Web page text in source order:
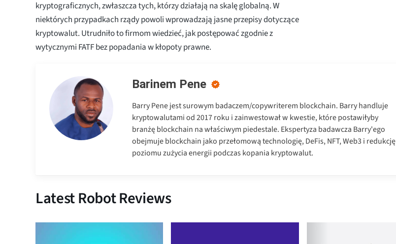
kryptograficznych, zwłaszcza tych, którzy działają na skalę globalną. W
niektórych przypadkach rządy powoli wprowadzają jasne przepisy dotyczące
kryptowalut. Utrudniło to firmom wiedzieć, jak postępować zgodnie z
wytycznymi FATF bez popadania w kłopoty prawne.
Barinem Pene
Barry Pene jest surowym badaczem/copywriterem blockchain. Barry handluje
kryptowalutami od 2017 roku i zainwestował w kwestie, które postawiłyby
branżę blockchain na właściwym piedestale. Ekspertyza badawcza Barry'ego
obejmuje blockchain jako przełomową technologię, DeFis, NFT, Web3 i redukcję
poziomu zużycia energii podczas kopania kryptowalut.
Latest Robot Reviews